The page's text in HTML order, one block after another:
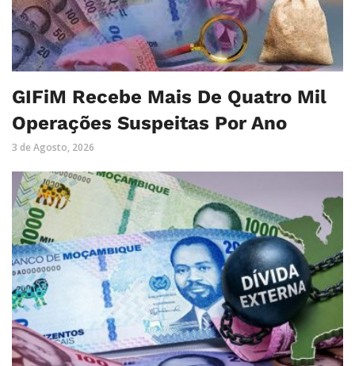
GIFiM Recebe Mais De Quatro Mil
Operações Suspeitas Por Ano
3 de Agosto, 2026